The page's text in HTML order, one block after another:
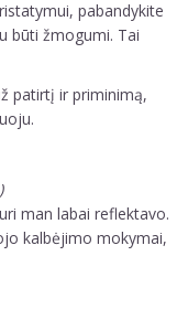
pabandykite
būti žmogumi. Tai
patirtį ir priminimą,
man labai reflektavo.
kalbėjimo mokymai,